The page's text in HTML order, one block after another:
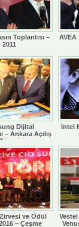
Toplantısı –
2011
AVEA
Dijital
– Ankara Açılış
Töreni
Intel
ve Ödül
– Çeşme